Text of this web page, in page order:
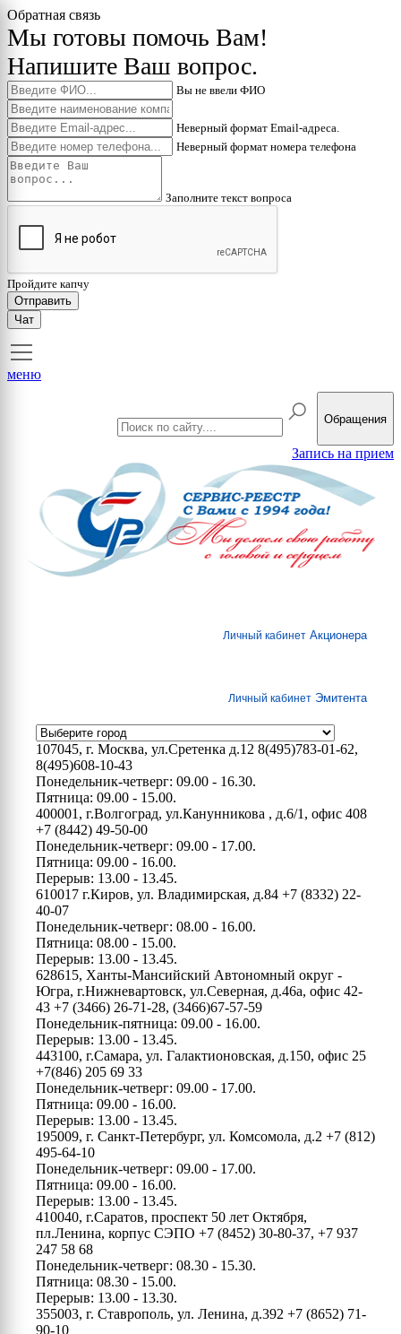
Обратная связь
Мы готовы помочь Вам!
Напишите Ваш вопрос.
Вы не ввели ФИО
Неверный формат Email-адреса.
Неверный формат номера телефона
Заполните текст вопроса
Пройдите капчу
Отправить
Чат
меню
Обращения
Запись на прием
Личный кабинет Акционера
Личный кабинет Эмитента
107045, г. Москва, ул.Сретенка д.12 8(495)783-01-62,
8(495)608-10-43
Понедельник-четверг: 09.00 - 16.30.
Пятница: 09.00 - 15.00.
400001, г.Волгоград, ул.Канунникова , д.6/1, офис 408
+7 (8442) 49-50-00
Понедельник-четверг: 09.00 - 17.00.
Пятница: 09.00 - 16.00.
Перерыв: 13.00 - 13.45.
610017 г.Киров, ул. Владимирская, д.84 +7 (8332) 22-
40-07
Понедельник-четверг: 08.00 - 16.00.
Пятница: 08.00 - 15.00.
Перерыв: 13.00 - 13.45.
628615, Ханты-Мансийский Автономный округ -
Югра, г.Нижневартовск, ул.Северная, д.46а, офис 42-
43 +7 (3466) 26-71-28, (3466)67-57-59
Понедельник-пятница: 09.00 - 16.00.
Перерыв: 13.00 - 13.45.
443100, г.Самара, ул. Галактионовская, д.150, офис 25
+7(846) 205 69 33
Понедельник-четверг: 09.00 - 17.00.
Пятница: 09.00 - 16.00.
Перерыв: 13.00 - 13.45.
195009, г. Санкт-Петербург, ул. Комсомола, д.2 +7 (812)
495-64-10
Понедельник-четверг: 09.00 - 17.00.
Пятница: 09.00 - 16.00.
Перерыв: 13.00 - 13.45.
410040, г.Саратов, проспект 50 лет Октября,
пл.Ленина, корпус СЭПО +7 (8452) 30-80-37, +7 937
247 58 68
Понедельник-четверг: 08.30 - 15.30.
Пятница: 08.30 - 15.00.
Перерыв: 13.00 - 13.30.
355003, г. Ставрополь, ул. Ленина, д.392 +7 (8652) 71-
90-10